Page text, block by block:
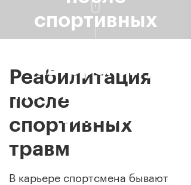
спортивных
травм по
авторскому
методу Доктора
Блюма
Реабилитация
после
спортивных
травм
В карьере спортсмена бывают